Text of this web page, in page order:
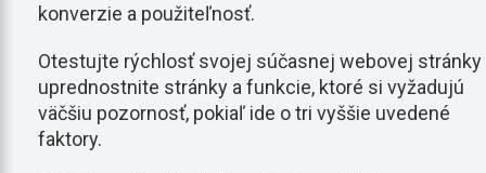
konverzie a použiteľnosť.
Otestujte rýchlosť svojej súčasnej webovej stránky
uprednostnite stránky a funkcie, ktoré si vyžadujú
väčšiu pozornosť, pokiaľ ide o tri vyššie uvedené
faktory.